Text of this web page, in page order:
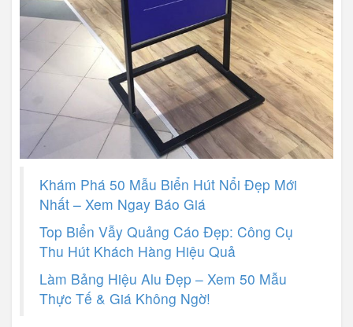
Khám Phá 50 Mẫu Biển Hút Nổi Đẹp Mới
Nhất – Xem Ngay Báo Giá
Top Biển Vẫy Quảng Cáo Đẹp: Công Cụ
Thu Hút Khách Hàng Hiệu Quả
Làm Bảng Hiệu Alu Đẹp – Xem 50 Mẫu
Thực Tế & Giá Không Ngờ!